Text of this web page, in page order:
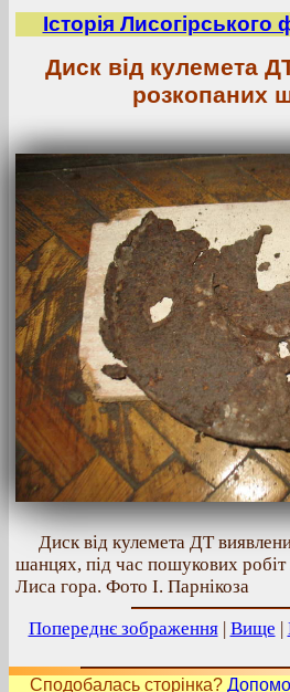
Історія
Диск від кулемета
розкопаних
Диск від кулемета ДТ
шанцях, під час пошукових
Лиса гора. Фото І. Парнікоза
Попереднє зображення| Вище |
Сподобалась сторінка?